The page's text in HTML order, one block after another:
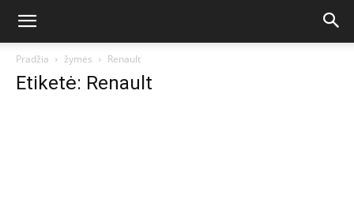
Pradžia žymės Renault
Etiketė: Renault